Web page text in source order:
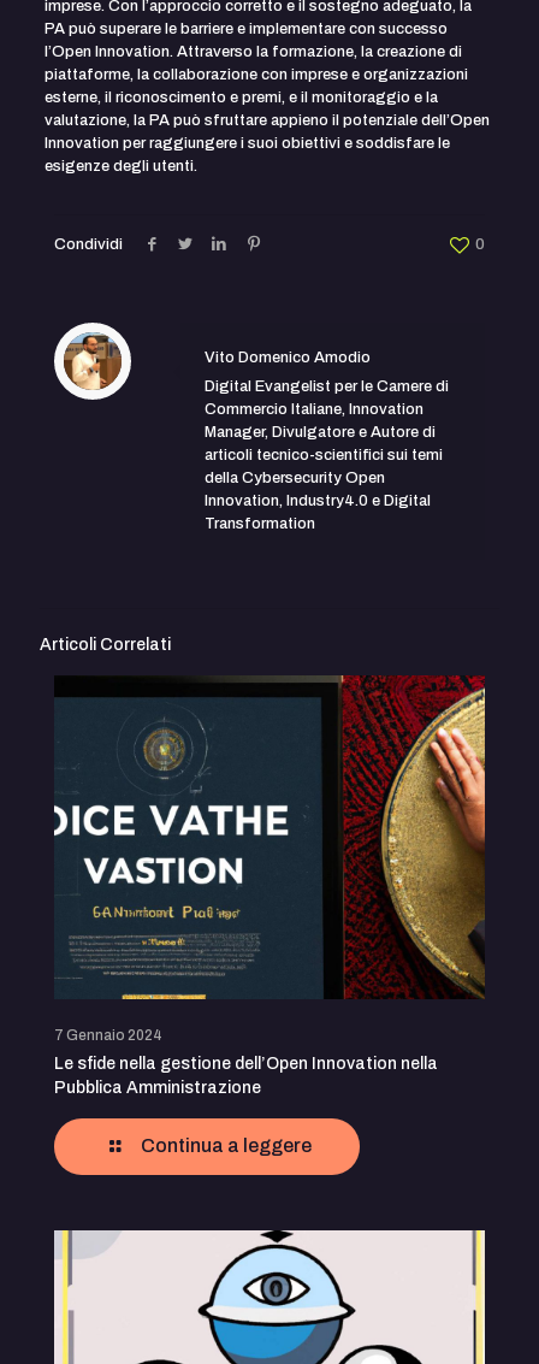
imprese. Con l’approccio corretto e il sostegno adeguato, la
PA può superare le barriere e implementare con successo
l’Open Innovation. Attraverso la formazione, la creazione di
piattaforme, la collaborazione con imprese e organizzazioni
esterne, il riconoscimento e premi, e il monitoraggio e la
valutazione, la PA può sfruttare appieno il potenziale dell’Open
Innovation per raggiungere i suoi obiettivi e soddisfare le
esigenze degli utenti.
Condividi 0
Vito Domenico Amodio
Digital Evangelist per le Camere di
Commercio Italiane, Innovation
Manager, Divulgatore e Autore di
articoli tecnico-scientifici sui temi
della Cybersecurity Open
Innovation, Industry4.0 e Digital
Transformation
Articoli Correlati
7 Gennaio 2024
Le sfide nella gestione dell’Open Innovation nella
Pubblica Amministrazione
Continua a leggere